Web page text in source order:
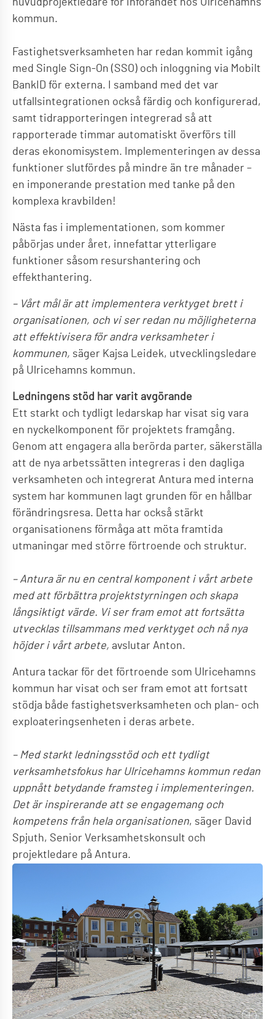
huvudprojektledare för införandet hos Ulricehamns
kommun.
Fastighetsverksamheten har redan kommit igång
med Single Sign-On (SSO) och inloggning via Mobilt
BankID för externa. I samband med det var
utfallsintegrationen också färdig och konfigurerad,
samt tidrapporteringen integrerad så att
rapporterade timmar automatiskt överförs till
deras ekonomisystem. Implementeringen av dessa
funktioner slutfördes på mindre än tre månader –
en imponerande prestation med tanke på den
komplexa kravbilden!
Nästa fas i implementationen, som kommer
påbörjas under året, innefattar ytterligare
funktioner såsom resurshantering och
effekthantering.
– Vårt mål är att implementera verktyget brett i
organisationen, och vi ser redan nu möjligheterna
att effektivisera för andra verksamheter i
kommunen, säger Kajsa Leidek, utvecklingsledare
på Ulricehamns kommun.
Ledningens stöd har varit avgörande
Ett starkt och tydligt ledarskap har visat sig vara
en nyckelkomponent för projektets framgång.
Genom att engagera alla berörda parter, säkerställa
att de nya arbetssätten integreras i den dagliga
verksamheten och integrerat Antura med interna
system har kommunen lagt grunden för en hållbar
förändringsresa. Detta har också stärkt
organisationens förmåga att möta framtida
utmaningar med större förtroende och struktur.
– Antura är nu en central komponent i vårt arbete
med att förbättra projektstyrningen och skapa
långsiktigt värde. Vi ser fram emot att fortsätta
utvecklas tillsammans med verktyget och nå nya
höjder i vårt arbete, avslutar Anton.
Antura tackar för det förtroende som Ulricehamns
kommun har visat och ser fram emot att fortsatt
stödja både fastighetsverksamheten och plan- och
exploateringsenheten i deras arbete.
– Med starkt ledningsstöd och ett tydligt
verksamhetsfokus har Ulricehamns kommun redan
uppnått betydande framsteg i implementeringen.
Det är inspirerande att se engagemang och
kompetens från hela organisationen, säger David
Spjuth, Senior Verksamhetskonsult och
projektledare på Antura.